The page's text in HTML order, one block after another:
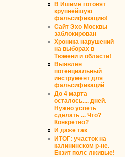
В Ишиме готовят
крупнейшую
фальсификацию!
Сайт Эхо Москвы
заблокирован
Хроника нарушений
на выборах в
Тюмени и области!
Выявлен
потенциальный
инструмент для
фальсификаций
До 4 марта
осталось.... дней.
Нужно успеть
сделать ... Что?
Конкретно?
И даже так
ИТОГ: участок на
калининском р-не.
Екзит полс лживые!